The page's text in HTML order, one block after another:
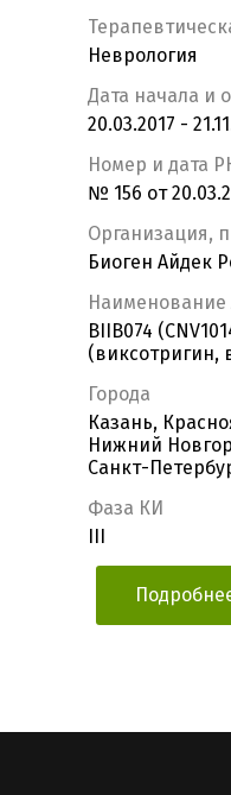
Неврология
Дата начала и
20.03.2017 -
Номер и дата
№ 156 от
Организация,
Биоген Айдек
Наименование
BIIB074
(виксотригин,
Города
Казань,
Нижний
Санкт-
Фаза КИ